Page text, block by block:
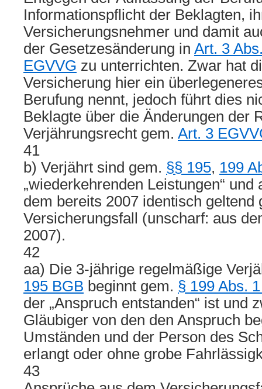
Informationspflicht der Beklagten,
Versicherungsnehmer und damit
der Gesetzesänderung in Art. 3
EGVVG zu unterrichten. Zwar hat
Versicherung hier ein
Berufung nennt, jedoch führt dies
Beklagte über die Änderungen der
Verjährungsrecht gem. Art. 3
41
b) Verjährt sind gem. §§ 195, 199
„wiederkehrenden Leistungen“ und
dem bereits 2007 identisch geltend
Versicherungsfall (unscharf: aus
2007).
42
aa) Die 3-jährige regelmäßige
195 BGB beginnt gem. § 199 Abs.
der „Anspruch entstanden“ ist und
Gläubiger von den den Anspruch
Umständen und der Person des
erlangt oder ohne grobe
43